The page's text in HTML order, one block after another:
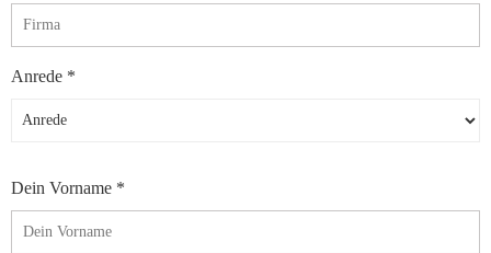
Anrede *
Dein Vorname *